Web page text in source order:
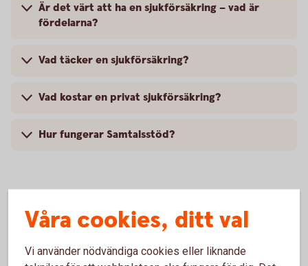
Är det värt att ha en sjukförsäkring – vad är
fördelarna?
Vad täcker en sjukförsäkring?
Vad kostar en privat sjukförsäkring?
Hur fungerar Samtalsstöd?
Anmäl skada
Våra cookies, ditt val
Vi använder nödvändiga cookies eller liknande